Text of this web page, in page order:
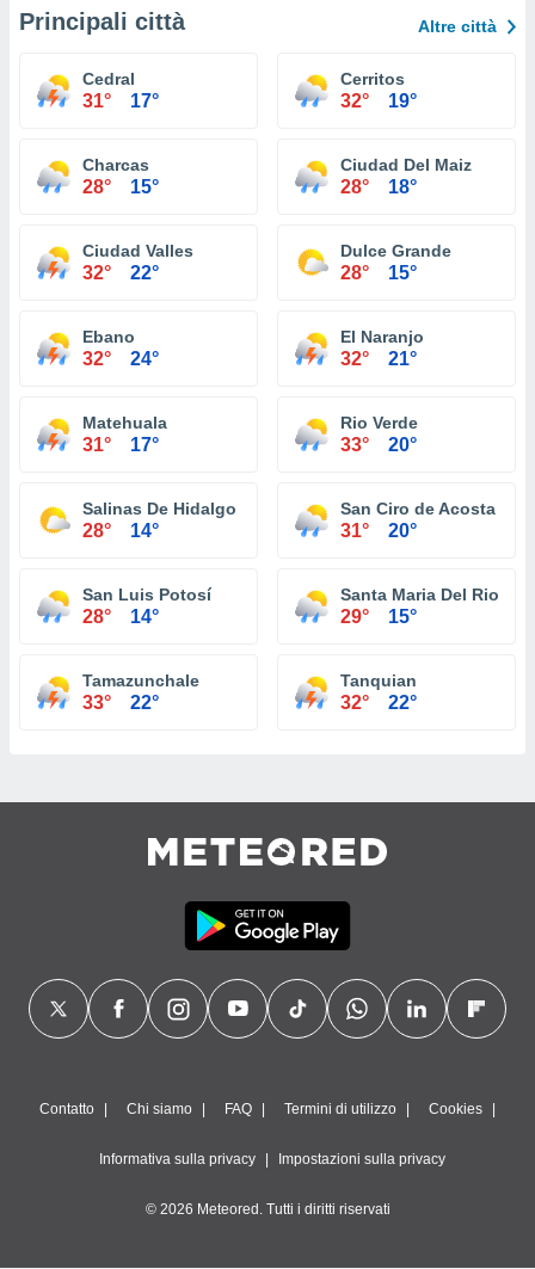
Principali città Altre città
Cedral
31° 17°
Cerritos
32° 19°
Charcas
28° 15°
Ciudad Del Maiz
28° 18°
Ciudad Valles
32° 22°
Dulce Grande
28° 15°
Ebano
32° 24°
El Naranjo
32° 21°
Matehuala
31° 17°
Rio Verde
33° 20°
Salinas De Hidalgo
28° 14°
San Ciro de Acosta
31° 20°
San Luis Potosí
28° 14°
Santa Maria Del Rio
29° 15°
Tamazunchale
33° 22°
Tanquian
32° 22°
Contatto Chi siamo FAQ Termini di utilizzo Cookies
Informativa sulla privacy Impostazioni sulla privacy
© 2026 Meteored. Tutti i diritti riservati